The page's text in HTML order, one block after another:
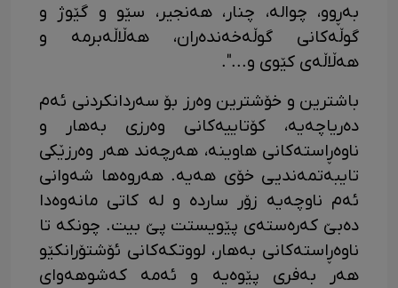
بەڕوو، چوالە، چنار، هەنجیر، سێو و گێوژ و
گوڵەکانی گوڵەخەندەران، هەڵاڵەبرمە و
هەڵاڵەی کێوی و...".
باشترین و خۆشترین وەرز بۆ سەردانکردنی ئەم
دەریاچەیە، کۆتاییەکانی وەرزی بەهار و
ناوەڕاستەکانی هاوینە، هەرچەند هەر وەرزێکی
تایبەتمەندیی خۆی هەیە. هەروەها شەوانی
ئەم ناوچەیە زۆر ساردە و لە کاتی مانەوەدا
دەبێ کەرەستەی پێویستت پێ بیت. چونکە تا
ناوەڕاستەکانی بەهار، لووتکەکانی ئۆشتۆرانکێو
هەر بەفری پێوەیە و ئەمە کەشوهەوای